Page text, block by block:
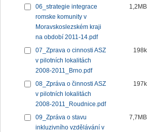
06_strategie integrace
romske komunity v
Moravskoslezském kraji
na období 2011-14.pdf
1,2MB
07_Zprava o cinnosti ASZ
v pilotních lokalitách
2008-2011_Brno.pdf
198k
08_Zpráva o činnosti ASZ
v pilotních lokalitách
2008-2011_Roudnice.pdf
197k
09_Zpráva o stavu
inkluzivního vzdělávání v
7,7MB